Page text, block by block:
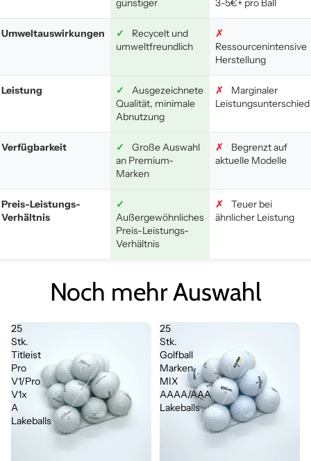
günstiger
3-5€+ pro Ball
Umweltauswirkungen ✓
Recycelt und
umweltfreundlich
✗
Ressourcenintensive
Herstellung
Leistung ✓
Ausgezeichnete
Qualität, minimale
Abnutzung
✗
Marginaler
Leistungsunterschied
Verfügbarkeit ✓
Große Auswahl
an Premium-
Marken
✗
Begrenzt auf
aktuelle Modelle
Preis-Leistungs-
Verhältnis
✓
Außergewöhnliches
Preis-Leistungs-
Verhältnis
✗
Teuer bei
ähnlicher Leistung
Noch mehr Auswahl
25
Stk.
Titleist
Pro
V1/Pro
V1x
A
Lakeballs
25
Stk.
Golfball
Marken
MIX
AAAA/AAA
Lakeballs